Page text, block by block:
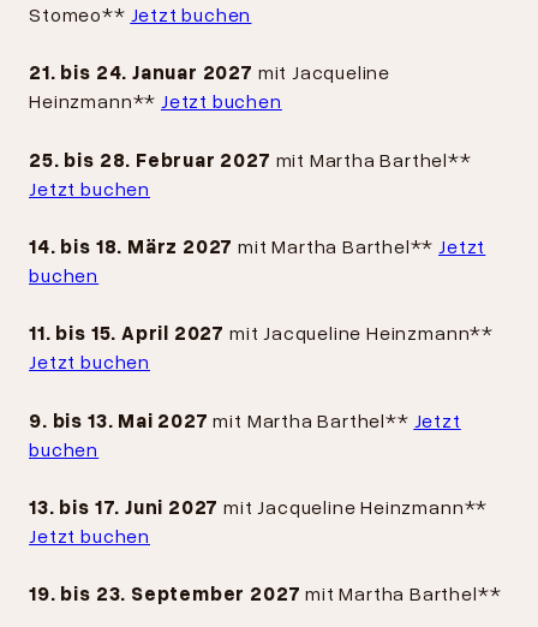
Stomeo** Jetzt buchen
21. bis 24. Januar 2027 mit Jacqueline
Heinzmann** Jetzt buchen
25. bis 28. Februar 2027 mit Martha Barthel**
Jetzt buchen
14. bis 18. März 2027 mit Martha Barthel** Jetzt
buchen
11. bis 15. April 2027 mit Jacqueline Heinzmann**
Jetzt buchen
9. bis 13. Mai 2027 mit Martha Barthel** Jetzt
buchen
13. bis 17. Juni 2027 mit Jacqueline Heinzmann**
Jetzt buchen
19. bis 23. September 2027 mit Martha Barthel**